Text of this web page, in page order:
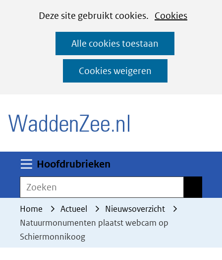
CookiesDeze site gebruikt cookies. Cookies
deze
worden
toegestaan
geweigerd.
Alle cookies toestaan
Cookies weigeren
Ga
naar
de
inhoud
Hoofdrubrieken
Zoeken
Home Actueel
Nieuwsoverzicht
Natuurmonumenten plaatst webcam op
Schiermonnikoog